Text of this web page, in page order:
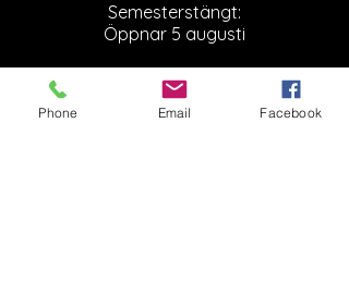
Semesterstängt:
Öppnar 5 augusti
Slottsgatan 17
722 11 Västerås
Phone Email Facebook